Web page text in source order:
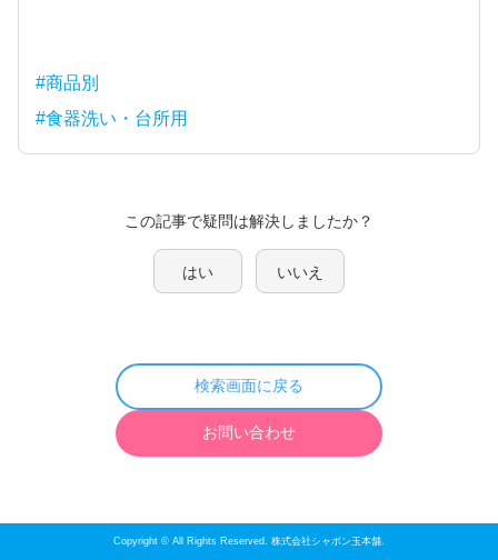
#商品別
#食器洗い・台所用
この記事で疑問は解決しましたか？
はい いいえ
検索画面に戻る
お問い合わせ
Copyright © All Rights Reserved. 株式会社シャボン玉本舗.